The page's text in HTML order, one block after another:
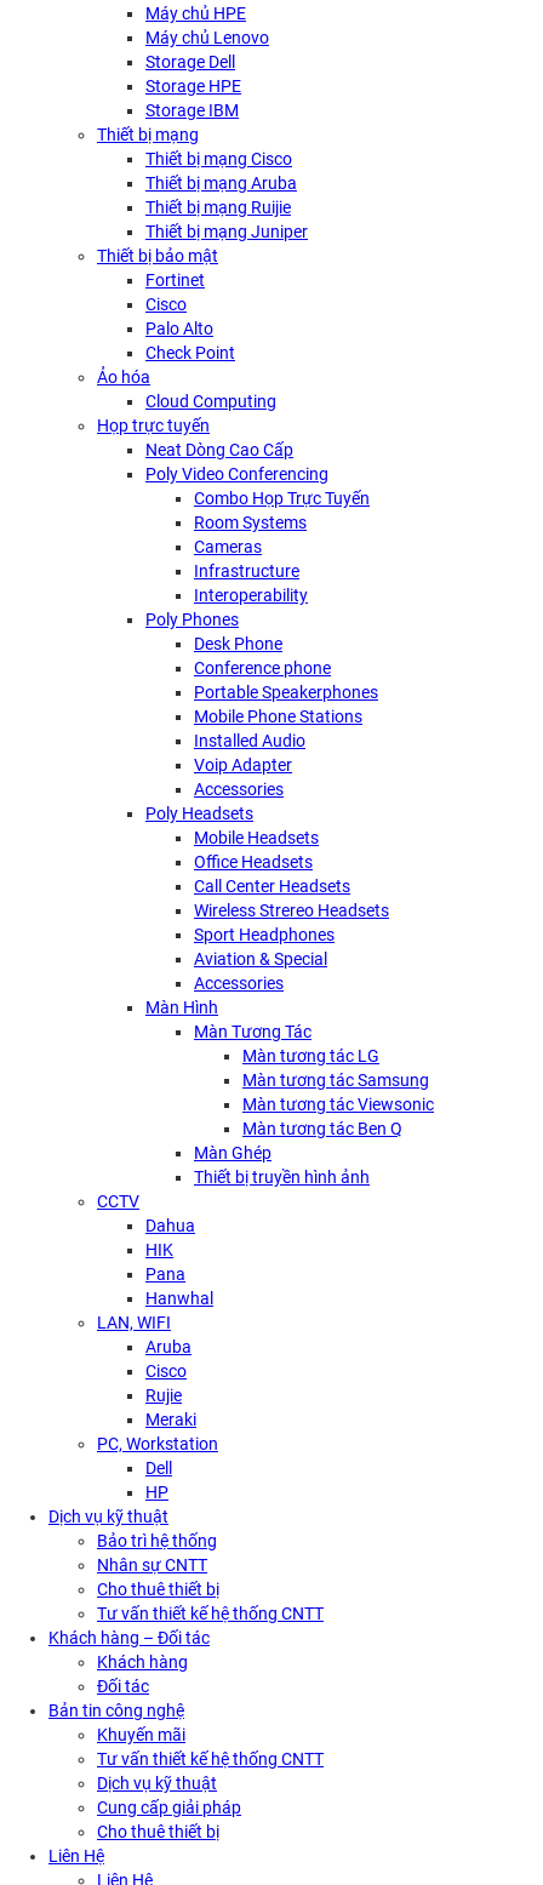
Máy chủ HPE
Máy chủ Lenovo
Storage Dell
Storage HPE
Storage IBM
Thiết bị mạng
Thiết bị mạng Cisco
Thiết bị mạng Aruba
Thiết bị mạng Ruijie
Thiết bị mạng Juniper
Thiết bị bảo mật
Fortinet
Cisco
Palo Alto
Check Point
Ảo hóa
Cloud Computing
Họp trực tuyến
Neat Dòng Cao Cấp
Poly Video Conferencing
Combo Họp Trực Tuyến
Room Systems
Cameras
Infrastructure
Interoperability
Poly Phones
Desk Phone
Conference phone
Portable Speakerphones
Mobile Phone Stations
Installed Audio
Voip Adapter
Accessories
Poly Headsets
Mobile Headsets
Office Headsets
Call Center Headsets
Wireless Strereo Headsets
Sport Headphones
Aviation & Special
Accessories
Màn Hình
Màn Tương Tác
Màn tương tác LG
Màn tương tác Samsung
Màn tương tác Viewsonic
Màn tương tác Ben Q
Màn Ghép
Thiết bị truyền hình ảnh
CCTV
Dahua
HIK
Pana
Hanwhal
LAN, WIFI
Aruba
Cisco
Rujie
Meraki
PC, Workstation
Dell
HP
Dịch vụ kỹ thuật
Bảo trì hệ thống
Nhân sự CNTT
Cho thuê thiết bị
Tư vấn thiết kế hệ thống CNTT
Khách hàng – Đối tác
Khách hàng
Đối tác
Bản tin công nghệ
Khuyến mãi
Tư vấn thiết kế hệ thống CNTT
Dịch vụ kỹ thuật
Cung cấp giải pháp
Cho thuê thiết bị
Liên Hệ
Liên Hệ